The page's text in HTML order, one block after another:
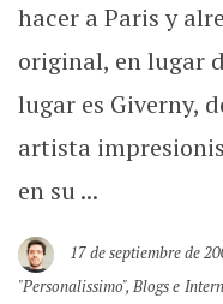
hacer a Paris y
original, en lugar
lugar es Giverny,
artista
en su ...
17 de septiembre de
"Personalissimo",Blogs e